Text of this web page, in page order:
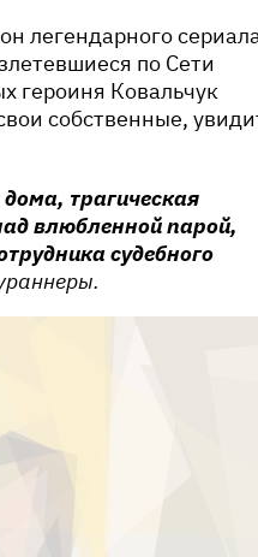
легендарного
по Сети
героиня Ковальчук
собственные,
дома, трагическая
влюбленной парой,
судебного